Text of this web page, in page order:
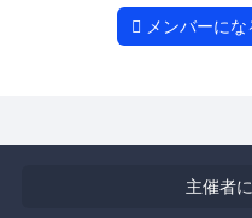
メンバーにな
主催者